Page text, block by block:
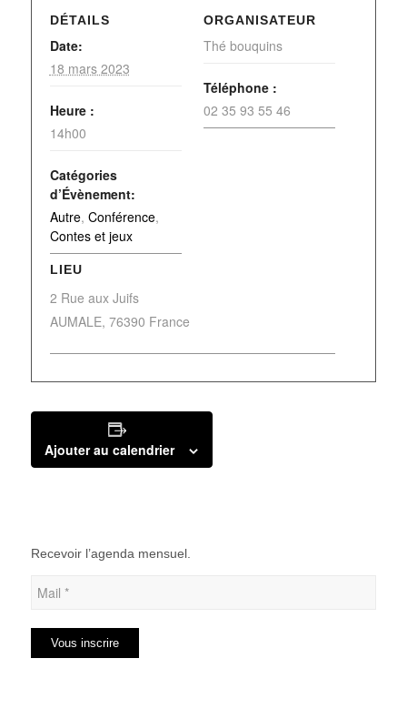
DÉTAILS
Date:
18 mars 2023
Heure :
14h00
Catégories
d’Évènement:
Autre, Conférence,
Contes et jeux
LIEU
2 Rue aux Juifs
AUMALE, 76390 France
ORGANISATEUR
Thé bouquins
Téléphone :
02 35 93 55 46
Ajouter au calendrier
Recevoir l’agenda mensuel.